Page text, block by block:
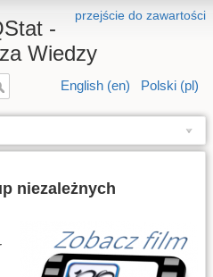
przejście do zawartości
-
Wiedzy
English (en) Polski (pl)
niezależnych